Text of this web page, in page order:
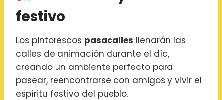
festivo
Los pintorescos pasacalles llenarán las
calles de animación durante el día,
creando un ambiente perfecto para
pasear, reencontrarse con amigos y vivir el
espíritu festivo del pueblo.